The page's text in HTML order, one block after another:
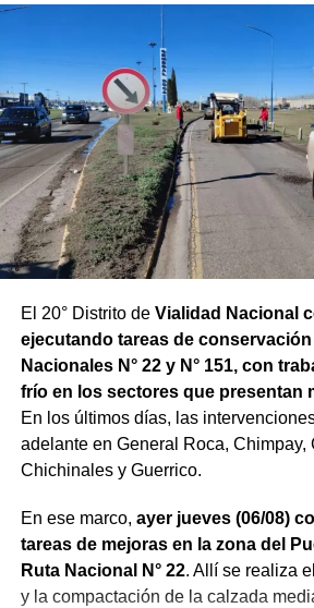
El 20° Distrito de Vialidad Nacional
ejecutando tareas de
Nacionales N° 22 y N° 151, con
frío en los sectores que presentan
En los últimos días, las
adelante en General Roca, Chimpay,
Chichinales y Guerrico.
En ese marco, ayer jueves (06/08)
tareas de mejoras en la zona del
Ruta Nacional N° 22. Allí se realiza
y la compactación de la calzada